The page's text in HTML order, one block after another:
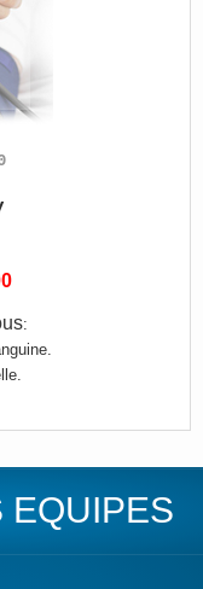
:
EQUIPES